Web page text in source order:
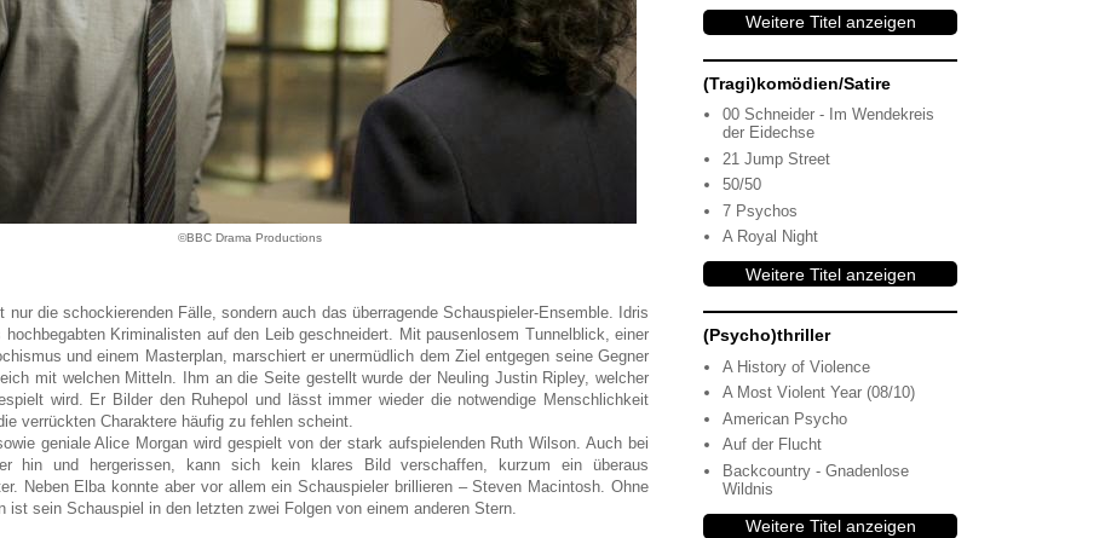
©BBC Drama Productions
nur die schockierenden Fälle, sondern auch das überragende Schauspieler-Ensemble. Idris
Kriminalisten auf den Leib geschneidert. Mit pausenlosem Tunnelblick, einer
und einem Masterplan, marschiert er unermüdlich dem Ziel entgegen seine Gegner
mit welchen Mitteln. Ihm an die Seite gestellt wurde der Neuling Justin Ripley, welcher
wird. Er Bilder den Ruhepol und lässt immer wieder die notwendige Menschlichkeit
verrückten Charaktere häufig zu fehlen scheint.
geniale Alice Morgan wird gespielt von der stark aufspielenden Ruth Wilson. Auch bei
hin und hergerissen, kann sich kein klares Bild verschaffen, kurzum ein überaus
Neben Elba konnte aber vor allem ein Schauspieler brillieren – Steven Macintosh. Ohne
ist sein Schauspiel in den letzten zwei Folgen von einem anderen Stern.
Weitere Titel anzeigen
(Tragi)komödien/Satire
00 Schneider - Im Wendekreis
der Eidechse
21 Jump Street
50/50
7 Psychos
A Royal Night
Weitere Titel anzeigen
(Psycho)thriller
A History of Violence
A Most Violent Year (08/10)
American Psycho
Auf der Flucht
Backcountry - Gnadenlose
Wildnis
Weitere Titel anzeigen